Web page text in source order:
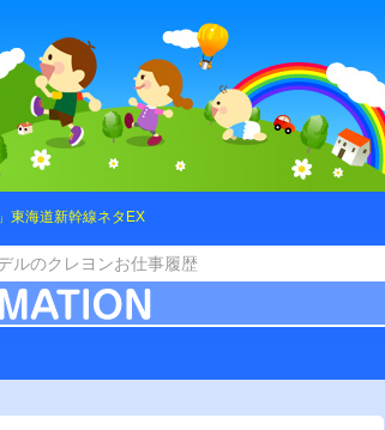
東海道新幹線ネタEX
ルのクレヨンお仕事履歴